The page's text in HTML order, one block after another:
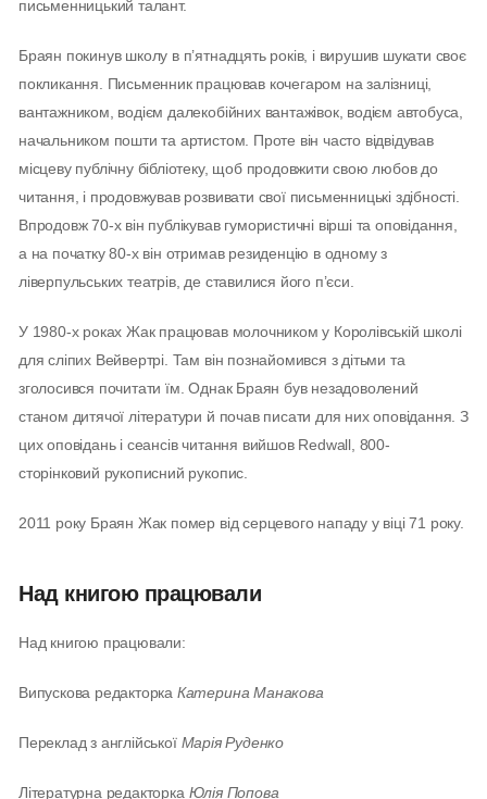
письменницький талант.
Браян покинув школу в п’ятнадцять років, і вирушив шукати своє
покликання. Письменник працював кочегаром на залізниці,
вантажником, водієм далекобійних вантажівок, водієм автобуса,
начальником пошти та артистом. Проте він часто відвідував
місцеву публічну бібліотеку, щоб продовжити свою любов до
читання, і продовжував розвивати свої письменницькі здібності.
Впродовж 70-х він публікував гумористичні вірші та оповідання,
а на початку 80-х він отримав резиденцію в одному з
ліверпульських театрів, де ставилися його п’єси.
У 1980-х роках Жак працював молочником у Королівській школі
для сліпих Вейвертрі. Там він познайомився з дітьми та
зголосився почитати їм. Однак Браян був незадоволений
станом дитячої літератури й почав писати для них оповідання. З
цих оповідань і сеансів читання вийшов Redwall, 800-
сторінковий рукописний рукопис.
2011 року Браян Жак помер від серцевого нападу у віці 71 року.
Над книгою працювали
Над книгою працювали:
Випускова редакторка Катерина Манакова
Переклад з англійської Марія Руденко
Літературна редакторка Юлія Попова